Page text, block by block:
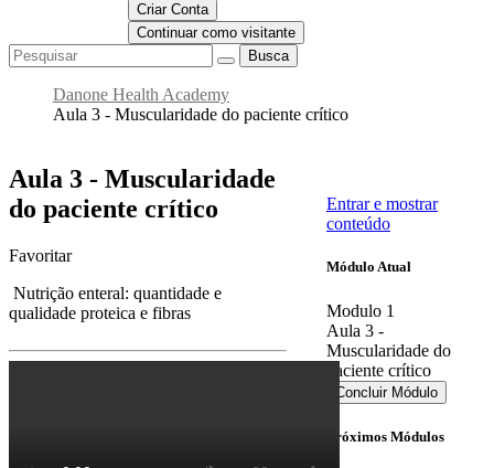
Criar Conta
Continuar como visitante
Busca
Danone Health Academy
Aula 3 - Muscularidade do paciente crítico
Aula 3 - Muscularidade
do paciente crítico
Favoritar
Nutrição enteral: quantidade e
qualidade proteica e fibras
Entrar e mostrar
conteúdo
Módulo Atual
Modulo 1
Aula 3 -
Muscularidade do
paciente crítico
Concluir Módulo
Próximos Módulos